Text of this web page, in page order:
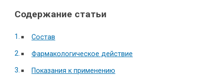
Содержание статьи
Состав
Фармакологическое действие
Показания к применению